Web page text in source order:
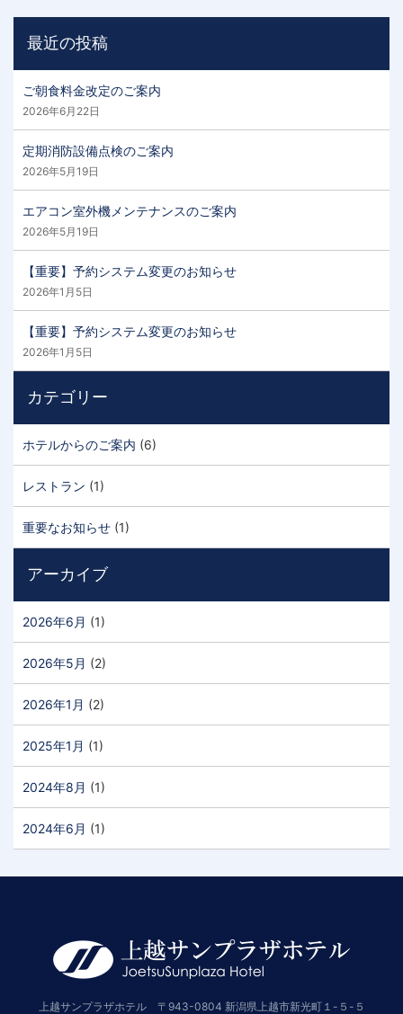
最近の投稿
ご朝食料金改定のご案内
2026年6月22日
定期消防設備点検のご案内
2026年5月19日
エアコン室外機メンテナンスのご案内
2026年5月19日
【重要】予約システム変更のお知らせ
2026年1月5日
【重要】予約システム変更のお知らせ
2026年1月5日
カテゴリー
ホテルからのご案内 (6)
レストラン (1)
重要なお知らせ (1)
アーカイブ
2026年6月 (1)
2026年5月 (2)
2026年1月 (2)
2025年1月 (1)
2024年8月 (1)
2024年6月 (1)
上越サンプラザホテル 〒943-0804 新潟県上越市新光町１-５-５